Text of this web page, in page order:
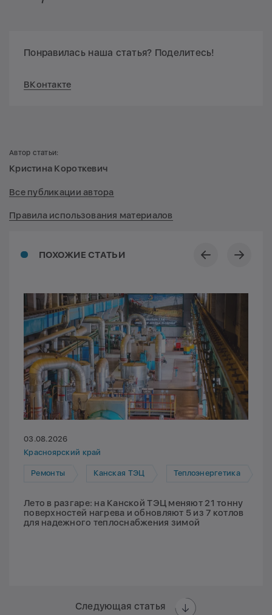
Понравилась наша статья? Поделитесь!
ВКонтакте
ПОХОЖИЕ СТАТЬИ
03.08.2026
Красноярский край
Ремонты Канская ТЭЦ Теплоэнергетика
Лето в разгаре: на Канской ТЭЦ меняют 21 тонну
поверхностей нагрева и обновляют 5 из 7 котлов
для надежного теплоснабжения зимой
Следующая статья
Автор статьи:
Кристина Короткевич
Все публикации автора
Правила использования материалов